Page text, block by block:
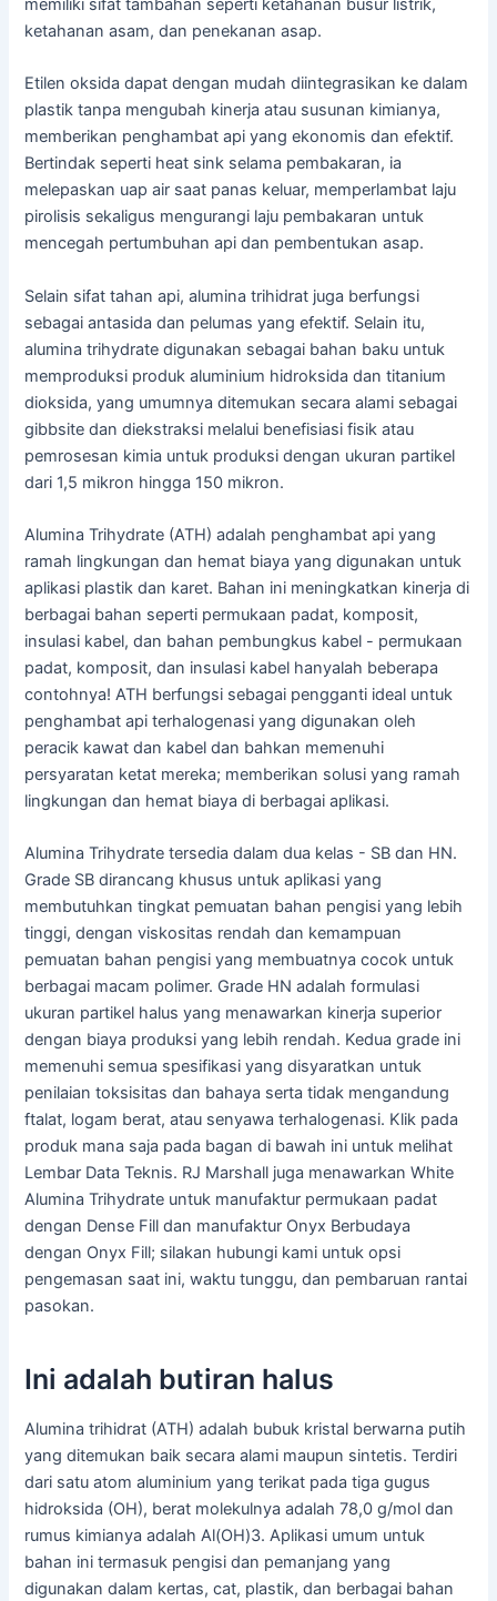
memiliki sifat tambahan seperti ketahanan busur listrik,
ketahanan asam, dan penekanan asap.
Etilen oksida dapat dengan mudah diintegrasikan ke dalam
plastik tanpa mengubah kinerja atau susunan kimianya,
memberikan penghambat api yang ekonomis dan efektif.
Bertindak seperti heat sink selama pembakaran, ia
melepaskan uap air saat panas keluar, memperlambat laju
pirolisis sekaligus mengurangi laju pembakaran untuk
mencegah pertumbuhan api dan pembentukan asap.
Selain sifat tahan api, alumina trihidrat juga berfungsi
sebagai antasida dan pelumas yang efektif. Selain itu,
alumina trihydrate digunakan sebagai bahan baku untuk
memproduksi produk aluminium hidroksida dan titanium
dioksida, yang umumnya ditemukan secara alami sebagai
gibbsite dan diekstraksi melalui benefisiasi fisik atau
pemrosesan kimia untuk produksi dengan ukuran partikel
dari 1,5 mikron hingga 150 mikron.
Alumina Trihydrate (ATH) adalah penghambat api yang
ramah lingkungan dan hemat biaya yang digunakan untuk
aplikasi plastik dan karet. Bahan ini meningkatkan kinerja di
berbagai bahan seperti permukaan padat, komposit,
insulasi kabel, dan bahan pembungkus kabel - permukaan
padat, komposit, dan insulasi kabel hanyalah beberapa
contohnya! ATH berfungsi sebagai pengganti ideal untuk
penghambat api terhalogenasi yang digunakan oleh
peracik kawat dan kabel dan bahkan memenuhi
persyaratan ketat mereka; memberikan solusi yang ramah
lingkungan dan hemat biaya di berbagai aplikasi.
Alumina Trihydrate tersedia dalam dua kelas - SB dan HN.
Grade SB dirancang khusus untuk aplikasi yang
membutuhkan tingkat pemuatan bahan pengisi yang lebih
tinggi, dengan viskositas rendah dan kemampuan
pemuatan bahan pengisi yang membuatnya cocok untuk
berbagai macam polimer. Grade HN adalah formulasi
ukuran partikel halus yang menawarkan kinerja superior
dengan biaya produksi yang lebih rendah. Kedua grade ini
memenuhi semua spesifikasi yang disyaratkan untuk
penilaian toksisitas dan bahaya serta tidak mengandung
ftalat, logam berat, atau senyawa terhalogenasi. Klik pada
produk mana saja pada bagan di bawah ini untuk melihat
Lembar Data Teknis. RJ Marshall juga menawarkan White
Alumina Trihydrate untuk manufaktur permukaan padat
dengan Dense Fill dan manufaktur Onyx Berbudaya
dengan Onyx Fill; silakan hubungi kami untuk opsi
pengemasan saat ini, waktu tunggu, dan pembaruan rantai
pasokan.
Ini adalah butiran halus
Alumina trihidrat (ATH) adalah bubuk kristal berwarna putih
yang ditemukan baik secara alami maupun sintetis. Terdiri
dari satu atom aluminium yang terikat pada tiga gugus
hidroksida (OH), berat molekulnya adalah 78,0 g/mol dan
rumus kimianya adalah Al(OH)3. Aplikasi umum untuk
bahan ini termasuk pengisi dan pemanjang yang
digunakan dalam kertas, cat, plastik, dan berbagai bahan